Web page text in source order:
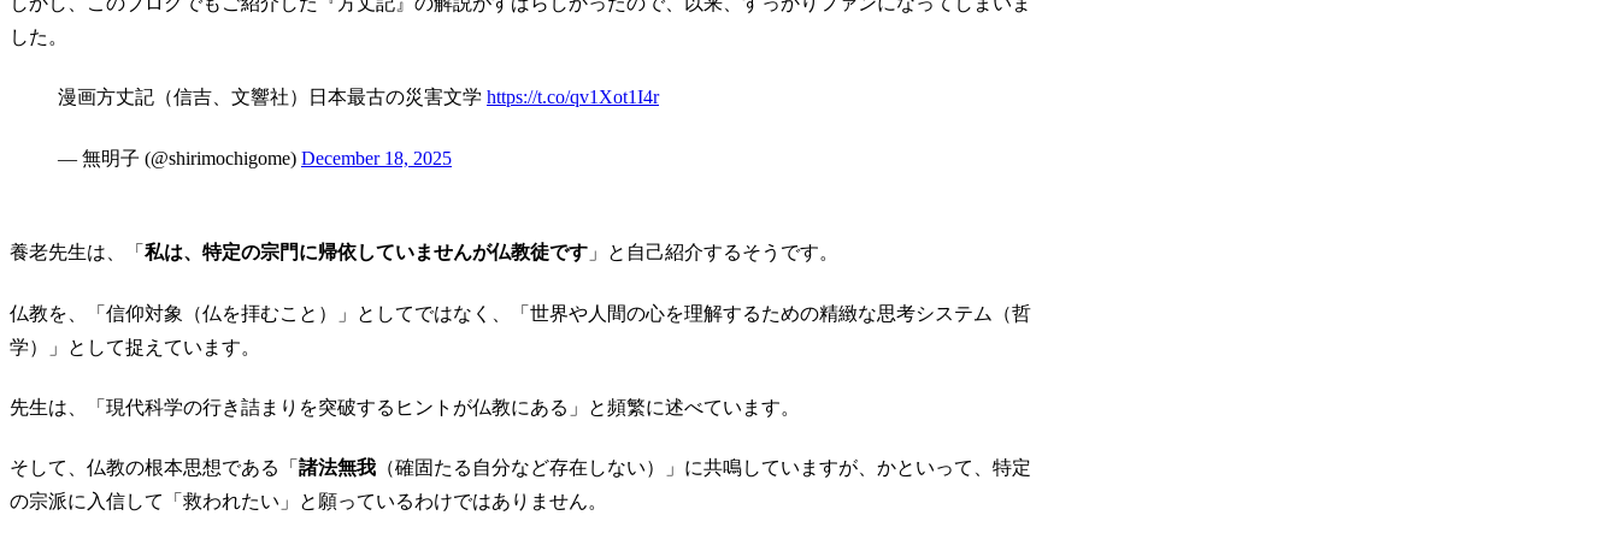
した。
漫画方丈記（信吉、文響社）日本最古の災害文学 https://t.co/qv1Xot1I4r
— 無明子 (@shirimochigome) December 18, 2025
養老先生は、「 私は、特定の宗門に帰依していませんが仏教徒です 」と自己紹介するそうです。
仏教を、「信仰対象（仏を拝むこと）」としてではなく、「世界や人間の心を理解するための精緻な思考システム（哲
学）」として捉えています。
先生は、「現代科学の行き詰まりを突破するヒントが仏教にある」と頻繁に述べています。
そして、仏教の根本思想である「 諸法無我 （確固たる自分など存在しない）」に共鳴していますが、かといって、特定
の宗派に入信して「救われたい」と願っているわけではありません。